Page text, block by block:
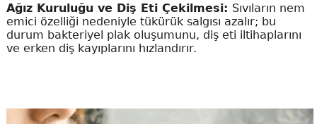
Ağız Kuruluğu ve Diş Eti Çekilmesi: Sıvıların nem
emici özelliği nedeniyle tükürük salgısı azalır; bu
durum bakteriyel plak oluşumunu, diş eti iltihaplarını
ve erken diş kayıplarını hızlandırır.